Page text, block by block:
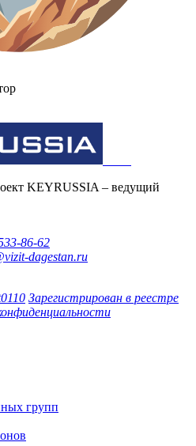
KEYRUSSIA – ведущий
86-62
dagestan.ru
Зарегистрирован в реестре
групп